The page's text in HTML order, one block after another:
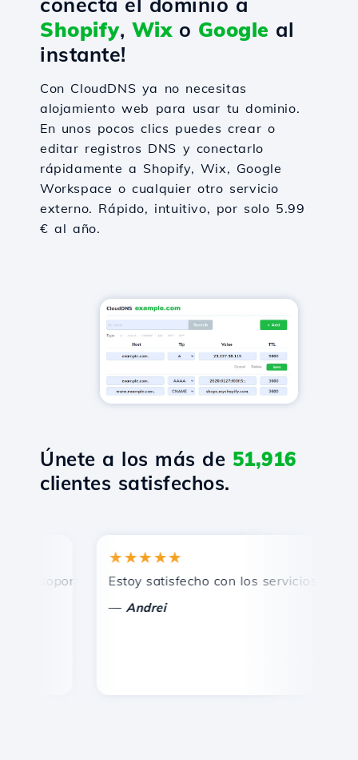
Shopify, Wixo Google al
instante!
Con CloudDNS ya no necesitas
alojamiento web para usar tu dominio.
En unos pocos clics puedes crear o
editar registros DNS y conectarlo
rápidamente a Shopify, Wix, Google
Workspace o cualquier otro servicio
externo. Rápido, intuitivo, por solo 5.99
€ al año.
Únete a los más de 51,916
clientes satisfechos.
soporte técnico rápido y eficiente.
★★★★★
Estoy satisfecho con los servicios
Andrei